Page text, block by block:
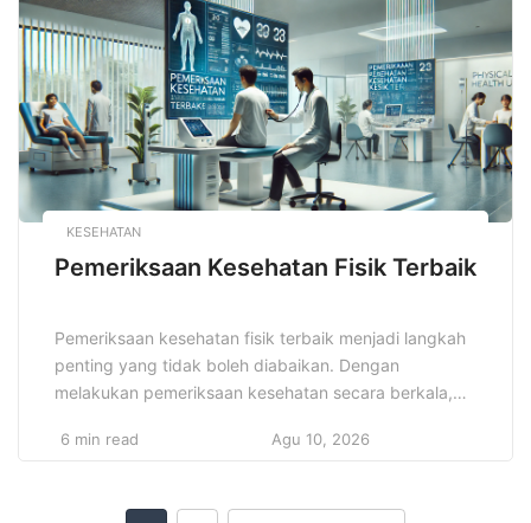
perencanaan yang jelas, pengelolaan yang hati-hati,
serta evaluasi yang […]
KESEHATAN
Pemeriksaan Kesehatan Fisik Terbaik
Pemeriksaan kesehatan fisik terbaik menjadi langkah
penting yang tidak boleh diabaikan. Dengan
melakukan pemeriksaan kesehatan secara berkala,
berkembang tanpa gejala yang jelas. Pemeriksaan ini
6 min read Agu 10, 2026